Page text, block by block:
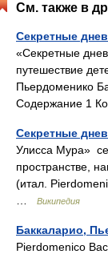
См. также в
Секретные
«Секретные
путешествие
Пьердоменико
Содержание 1
Секретные
Улисса Мура»
пространстве,
(итал.
Википедия
Баккаларио,
Pierdomenico